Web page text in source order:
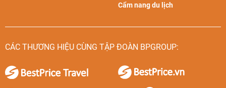
Cẩm nang du lịch
CÁC THƯƠNG HIỆU CÙNG TẬP ĐOÀN BPGROUP: